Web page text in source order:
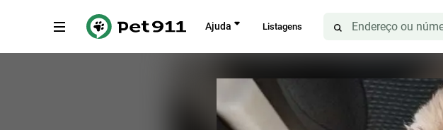
Ajuda Listagens
Voltar